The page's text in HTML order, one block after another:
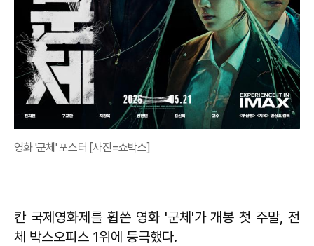
영화 '군체' 포스터 [사진=쇼박스]
칸 국제영화제를 휩쓴 영화 '군체'가 개봉 첫 주말, 전
체 박스오피스 1위에 등극했다.